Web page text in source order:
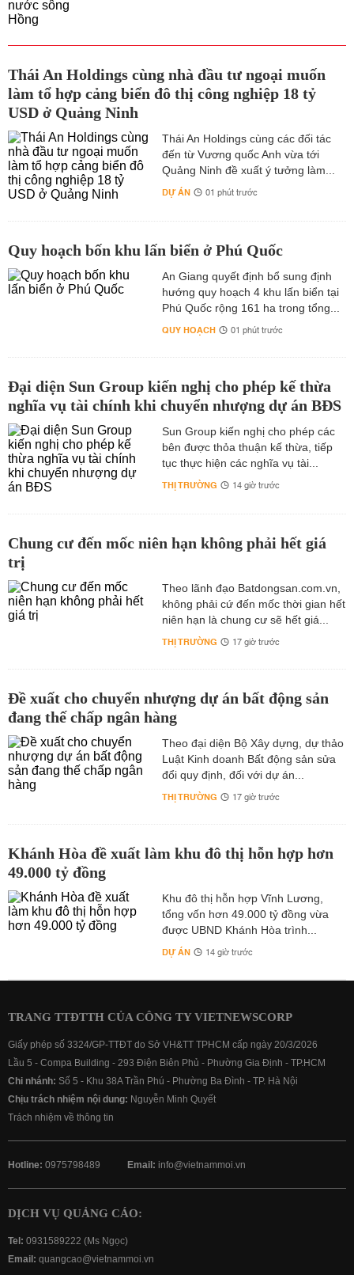
Thái An Holdings cùng nhà đầu tư ngoại muốn
làm tổ hợp cảng biển đô thị công nghiệp 18 tỷ
USD ở Quảng Ninh
Thái An Holdings cùng các đối tác
đến từ Vương quốc Anh vừa tới
Quảng Ninh đề xuất ý tưởng làm...
DỰ ÁN 01 phút trước
Quy hoạch bốn khu lấn biển ở Phú Quốc
An Giang quyết định bổ sung định
hướng quy hoạch 4 khu lấn biển tại
Phú Quốc rộng 161 ha trong tổng...
QUY HOẠCH 01 phút trước
Đại diện Sun Group kiến nghị cho phép kế thừa
nghĩa vụ tài chính khi chuyển nhượng dự án BĐS
Sun Group kiến nghị cho phép các
bên được thỏa thuận kế thừa, tiếp
tục thực hiện các nghĩa vụ tài...
THỊ TRƯỜNG 14 giờ trước
Chung cư đến mốc niên hạn không phải hết giá
trị
Theo lãnh đạo Batdongsan.com.vn,
không phải cứ đến mốc thời gian hết
niên hạn là chung cư sẽ hết giá...
THỊ TRƯỜNG 17 giờ trước
Đề xuất cho chuyển nhượng dự án bất động sản
đang thế chấp ngân hàng
Theo đại diện Bộ Xây dựng, dự thảo
Luật Kinh doanh Bất động sản sửa
đổi quy định, đối với dự án...
THỊ TRƯỜNG 17 giờ trước
Khánh Hòa đề xuất làm khu đô thị hỗn hợp hơn
49.000 tỷ đồng
Khu đô thị hỗn hợp Vĩnh Lương,
tổng vốn hơn 49.000 tỷ đồng vừa
được UBND Khánh Hòa trình...
DỰ ÁN 14 giờ trước
TRANG TTĐTTH CỦA CÔNG TY VIETNEWSCORP
Giấy phép số 3324/GP-TTĐT do Sở VH&TT TPHCM cấp ngày 20/3/2026
Lầu 5 - Compa Building - 293 Điện Biên Phủ - Phường Gia Định - TP.HCM
Chi nhánh: Số 5 - Khu 38A Trần Phú - Phường Ba Đình - TP. Hà Nội
Chịu trách nhiệm nội dung: Nguyễn Minh Quyết
Trách nhiệm về thông tin
Hotline: 0975798489 Email: info@vietnammoi.vn
DỊCH VỤ QUẢNG CÁO:
Tel: 0931589222 (Ms Ngọc)
Email: quangcao@vietnammoi.vn